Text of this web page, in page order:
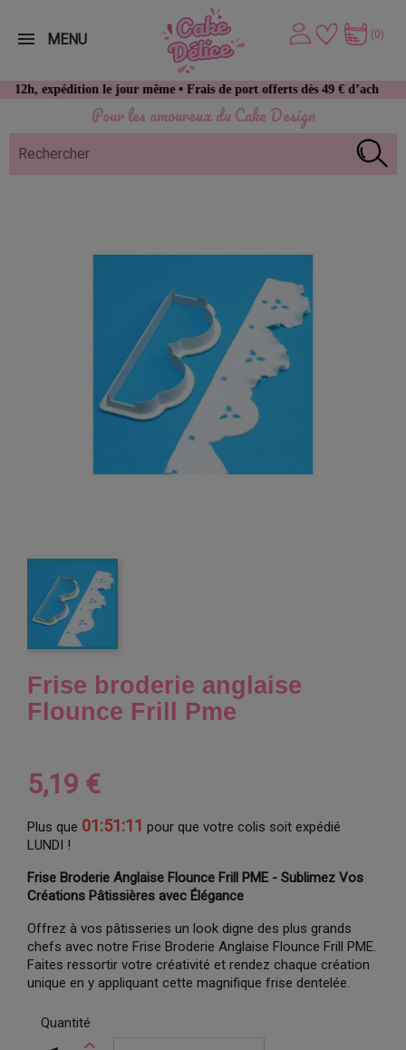
Pour les amoureux du Cake Design
le jour même • Frais de port offerts dès 49 € d’achat
(0)
MENU
Frise broderie anglaise
Flounce Frill Pme
5,19 €
Plus que 01:51:10 pour que votre colis soit expédié
LUNDI !
Frise Broderie Anglaise Flounce Frill PME - Sublimez Vos
Créations Pâtissières avec Élégance
Offrez à vos pâtisseries un look digne des plus grands
chefs avec notre Frise Broderie Anglaise Flounce Frill PME.
Faites ressortir votre créativité et rendez chaque création
unique en y appliquant cette magnifique frise dentelée.
Quantité